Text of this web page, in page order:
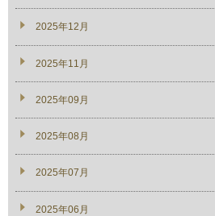
2025年12月
2025年11月
2025年09月
2025年08月
2025年07月
2025年06月